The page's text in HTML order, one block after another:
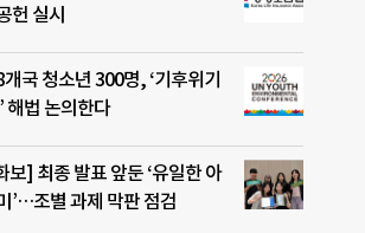
헌 실시
개국 청소년 300명, ‘기후위기
해법 논의한다
보] 최종 발표 앞둔 ‘유일한 아
’…조별 과제 막판 점검